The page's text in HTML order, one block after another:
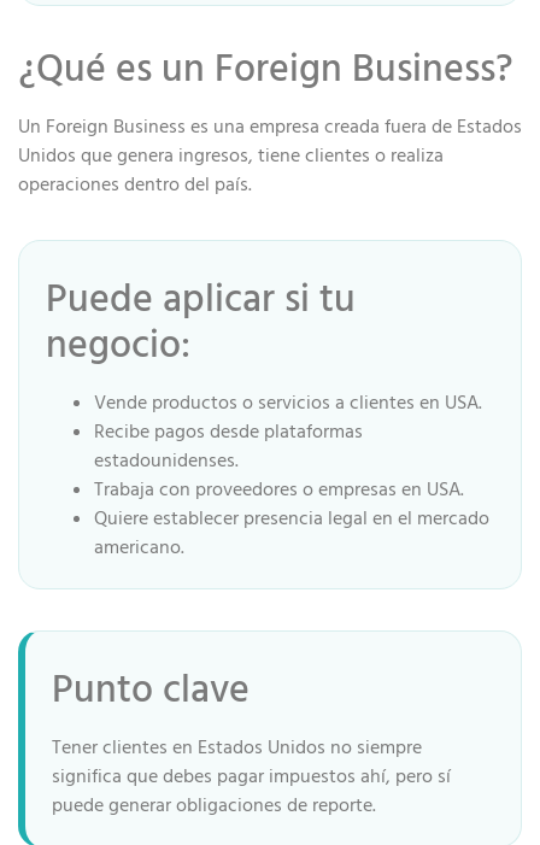
¿Qué es un Foreign Business?
Un Foreign Business es una empresa creada fuera de Estados
Unidos que genera ingresos, tiene clientes o realiza
operaciones dentro del país.
Puede aplicar si tu
negocio:
Vende productos o servicios a clientes en USA.
Recibe pagos desde plataformas
estadounidenses.
Trabaja con proveedores o empresas en USA.
Quiere establecer presencia legal en el mercado
americano.
Punto clave
Tener clientes en Estados Unidos no siempre
significa que debes pagar impuestos ahí, pero sí
puede generar obligaciones de reporte.